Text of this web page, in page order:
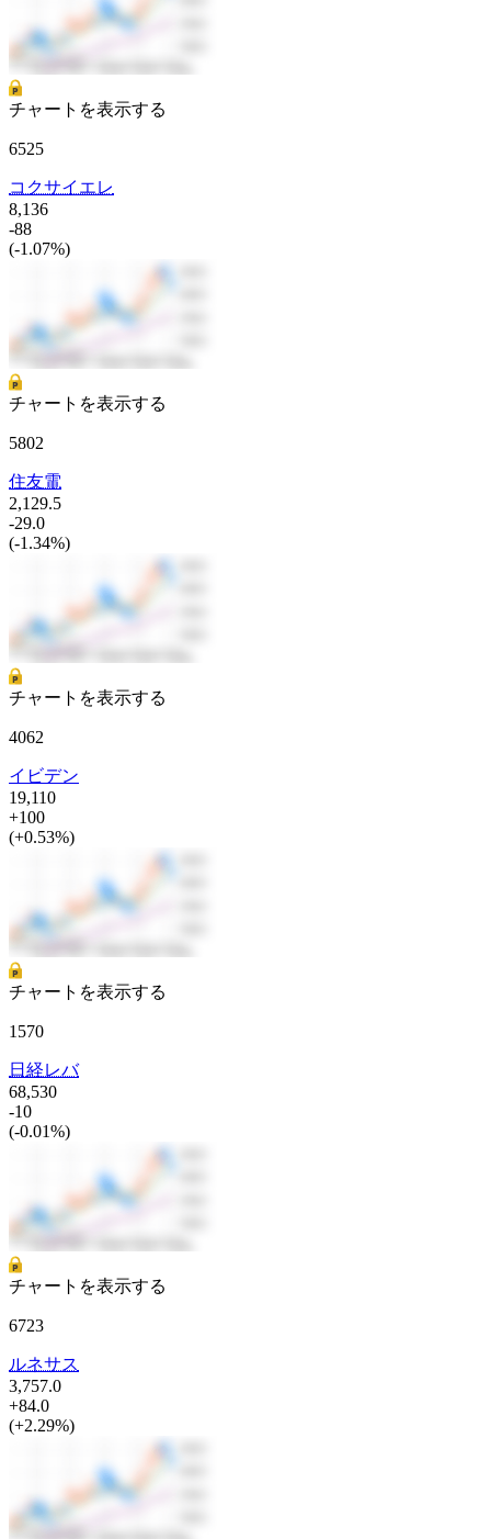
チャートを表示する
6525
コクサイエレ
8,136
-88
(-1.07%)
チャートを表示する
5802
住友電
2,129.5
-29.0
(-1.34%)
チャートを表示する
4062
イビデン
19,110
+100
(+0.53%)
チャートを表示する
1570
日経レバ
68,530
-10
(-0.01%)
チャートを表示する
6723
ルネサス
3,757.0
+84.0
(+2.29%)